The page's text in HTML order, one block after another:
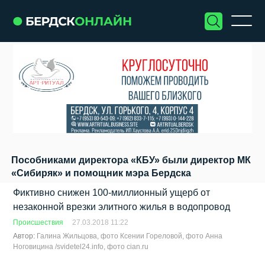
Пособниками директора «КБУ» были директор МК
«Сибиряк» и помощник мэра Бердска
Фиктивно снижен 100-миллионный ущерб от
незаконной врезки элитного жилья в водопровод
Происшествия
27.03.2018 11:22
Автор: Галина Жильцова, фото Ксении Гореловой, фото Анна
Ноговицина /svidetel24.info, фото cian.ru